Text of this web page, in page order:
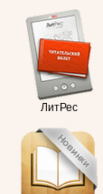
ЛитРес